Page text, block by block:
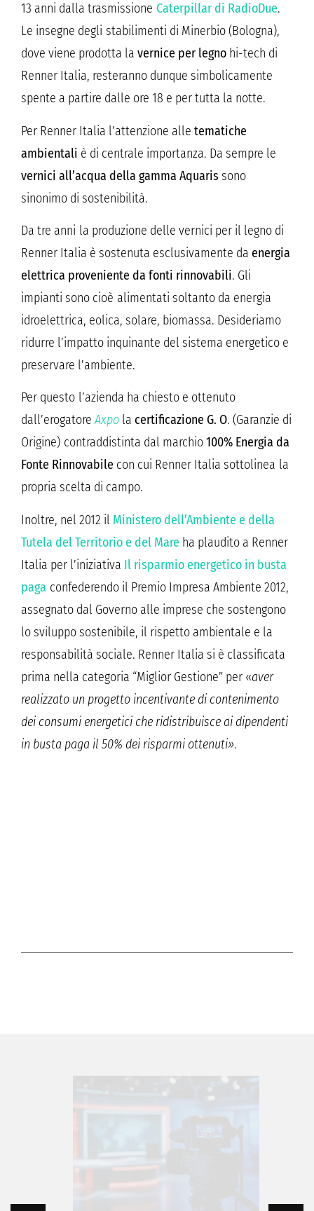
13 anni dalla trasmissione Caterpillar di RadioDue.
Le insegne degli stabilimenti di Minerbio (Bologna),
dove viene prodotta la vernice per legno hi-tech di
Renner Italia, resteranno dunque simbolicamente
spente a partire dalle ore 18 e per tutta la notte.
Per Renner Italia l’attenzione alle tematiche
ambientali è di centrale importanza. Da sempre le
vernici all’acqua della gamma Aquaris sono
sinonimo di sostenibilità.
Da tre anni la produzione delle vernici per il legno di
Renner Italia è sostenuta esclusivamente da energia
elettrica proveniente da fonti rinnovabili. Gli
impianti sono cioè alimentati soltanto da energia
idroelettrica, eolica, solare, biomassa. Desideriamo
ridurre l’impatto inquinante del sistema energetico e
preservare l’ambiente.
Per questo l’azienda ha chiesto e ottenuto
dall’erogatoreAxpo la certificazione G. O. (Garanzie di
Origine) contraddistinta dal marchio100% Energia da
Fonte Rinnovabile con cui Renner Italia sottolinea la
propria scelta di campo.
Inoltre, nel 2012 il Ministero dell’Ambiente e della
Tutela del Territorio e del Mare ha plaudito a Renner
Italia per l’iniziativa Il risparmio energetico in busta
paga confederendo il Premio Impresa Ambiente 2012,
assegnato dal Governo alle imprese che sostengono
lo sviluppo sostenibile, il rispetto ambientale e la
responsabilità sociale. Renner Italia si è classificata
prima nella categoria “Miglior Gestione” per «aver
realizzato un progetto incentivante di contenimento
dei consumi energetici che ridistribuisce ai dipendenti
in busta paga il 50% dei risparmi ottenuti».